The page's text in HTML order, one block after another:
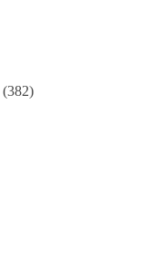
(382)